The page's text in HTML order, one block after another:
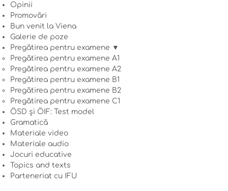
Opinii
Promovări
Bun venit la Viena
Galerie de poze
Pregătirea pentru examene ▼
Pregătirea pentru examene A1
Pregătirea pentru examene A2
Pregătirea pentru examene B1
Pregătirea pentru examene B2
Pregătirea pentru examene C1
ÖSD și ÖIF: Test model
Gramatică
Materiale video
Materiale audio
Jocuri educative
Topics and texts
Parteneriat cu IFU